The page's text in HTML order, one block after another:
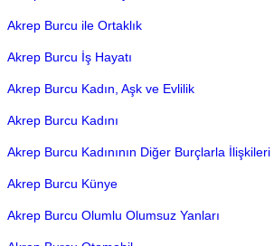
Akrep Burcu ile Ortaklık
Akrep Burcu İş Hayatı
Akrep Burcu Kadın, Aşk ve Evlilik
Akrep Burcu Kadını
Akrep Burcu Kadınının Diğer Burçlarla İlişkileri
Akrep Burcu Künye
Akrep Burcu Olumlu Olumsuz Yanları